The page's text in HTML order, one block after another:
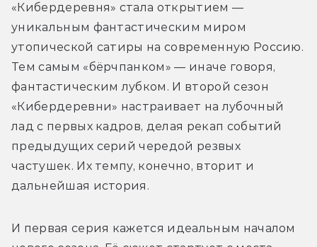
«Кибердеревня» стала открытием —
уникальным фантастическим миром
утопической сатиры на современную Россию.
Тем самым «бёрчпанком» — иначе говоря,
фантастическим лубком. И второй сезон
«Кибердеревни» настраивает на лубочный
лад с первых кадров, делая рекап событий
предыдущих серий чередой резвых
частушек. Их темпу, конечно, вторит и
дальнейшая история.
И первая серия кажется идеальным началом